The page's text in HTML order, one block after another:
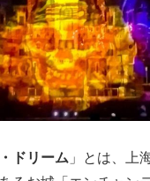
ドリーム 」とは、上